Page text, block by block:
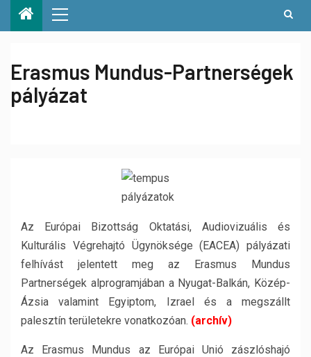
Erasmus Mundus-Partnerségek
pályázat
Az Európai Bizottság Oktatási, Audiovizuális és
Kulturális Végrehajtó Ügynöksége (EACEA) pályázati
felhívást jelentett meg az Erasmus Mundus
Partnerségek alprogramjában a Nyugat-Balkán, Közép-
Ázsia valamint Egyiptom, Izrael és a megszállt
palesztín területekre vonatkozóan. (archív)
Az Erasmus Mundus az Európai Unió zászlóshajó